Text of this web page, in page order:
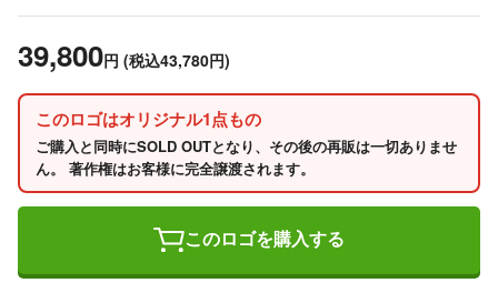
39,800円 (税込43,780円)
このロゴはオリジナル1点もの
ご購入と同時にSOLD OUTとなり、その後の再販は一切ありませ
ん。 著作権はお客様に完全譲渡されます。
このロゴを購入する